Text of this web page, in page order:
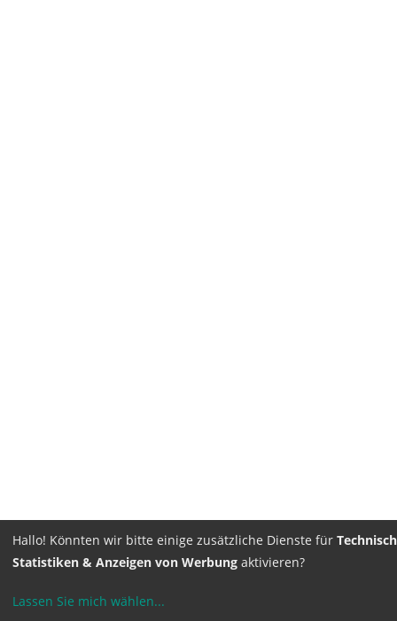
Hallo! Könnten wir bitte einige zusätzliche Dienste für
Statistiken & Anzeigen von Werbung aktivieren?
Lassen Sie mich wählen...